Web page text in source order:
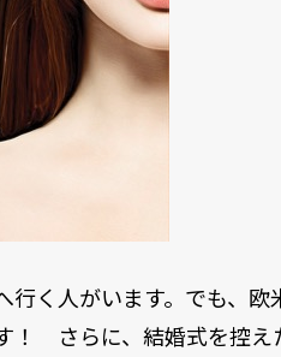
く人がいます。でも、欧
！ さらに、結婚式を控え